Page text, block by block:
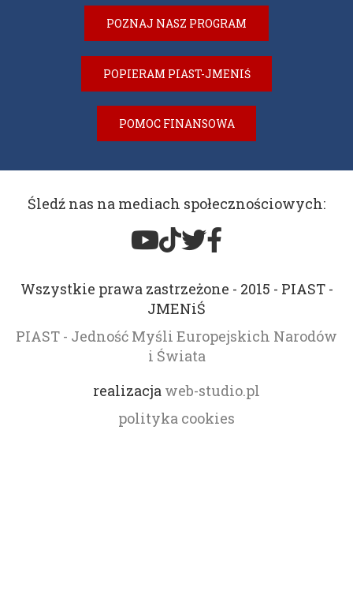
POZNAJ NASZ PROGRAM
POPIERAM PIAST-JMENIŚ
POMOC FINANSOWA
Śledź nas na mediach społecznościowych:
Wszystkie prawa zastrzeżone - 2015 - PIAST -
JMENiŚ
PIAST - Jedność Myśli Europejskich Narodów
i Świata
realizacja web-studio.pl
polityka cookies